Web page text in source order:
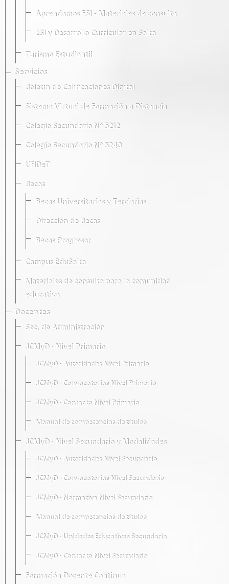
Aprendamos ESI - Materiales de consulta
ESI y Desarrollo Curricular en Salta
Turismo Estudiantil
Servicios
Boletín de Calificaciones Digital
Sistema Virtual de Formación a Distancia
Colegio Secundario Nº 5212
Colegio Secundario Nº 5240
UFIDeT
Becas
Becas Universitarias y Terciarias
Dirección de Becas
Becas Progresar
Campus EduSalta
Materiales de consulta para la comunidad
educativa
Docentes
Sec. de Administración
JCMyD · Nivel Primario
JCMyD · Autoridades Nivel Primario
JCMyD · Convocatorias Nivel Primario
JCMyD · Contacto Nivel Primario
Manual de competencias de títulos
JCMyD · Nivel Secundario y Modalidades
JCMyD · Autoridades Nivel Secundario
JCMyD · Convocatorias Nivel Secundario
JCMyD · Normativa Nivel Secundario
Manual de competencias de títulos
JCMyD · Unidades Educativas Secundaria
JCMyD · Contacto Nivel Secundario
Formación Docente Continua